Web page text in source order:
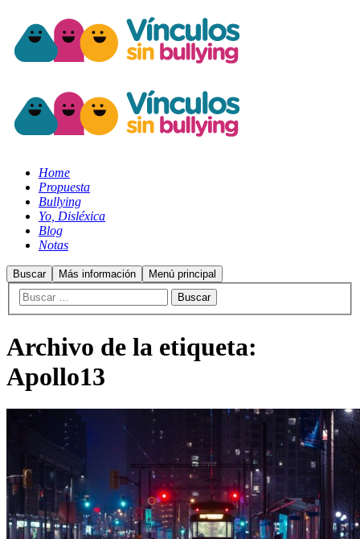
Home
Propuesta
Bullying
Yo, Disléxica
Blog
Notas
Buscar Más información Menú principal
Archivo de la etiqueta:
Apollo13